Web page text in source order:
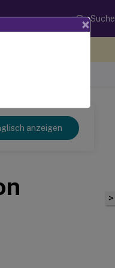
Suche
anzeigen
>
×